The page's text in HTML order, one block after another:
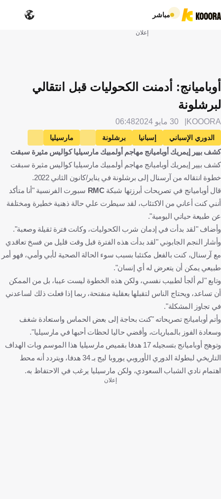
مباشر
إعلان
أوباميانج: أدمنت الكحوليات قبل انتقالي
لبرشلونة
KOOORA 30 مايو 2024 06:48
الدوري الإسباني إسبانيا برشلونة
مارسيليا
فرنسا
بيير إيميرك آوباميانج الغابون الإنتقالات كرة قدم
كشف بيير إيمريك أوباميانج مهاجم أولمبيك مارسيليا كواليس مثيرة سبقت
كشف بيير إيمريك أوباميانج مهاجم أولمبيك مارسيليا كواليس مثيرة سبقت
خطوة انتقاله من آرسنال إلى برشلونة في يناير/كانون الثاني 2022.
قال أوباميانج في تصريحات أبرزتها شبكة RMC سبورت الفرنسية "أنا متأكد
أنني كنت أعاني من الاكتئاب، لقد سيطرت علي حالة ذهنية خطيرة ومختلفة
عن طبيعة حياتي اليومية".
وأضاف "لقد بدأت في إدمان شرب الكحوليات، وكانت فترة ثقيلة وصعبة".
وأشار النجم الجابوني "لقد بدأت هذه الفترة قبل وقت قليل من فسخ تعاقدي
مع آرسنال، كنت بالفعل مكتئبا بسبب سوء الحالة الصحية لأبي وأمي، فهو أمر
طبيعي يمكن أن يتعرض له أي إنسان".
وتابع "لم ألجأ لطبيب نفسي، ولكن هذه الخطوة ليست عيبا، بل من الممكن
أن تساعد، ويحتاج الناس لتقبلها بعقلية منفتحة، ربما إذا فعلت ذلك لساعدني
في تجاوز المشكلة".
وأتم أوباميانج تصريحاته "كنت بحاجة إلى بعض الحماس واستعادة شغف
وسعادة الفوز بالمباريات، وأقضي حاليا لحظات أحبها في مارسيليا".
وتوهج أوباميانج بتسجيله 17 هدفا بقميص مارسيليا هذا الموسم وبات الهداف
التاريخي لبطولة الدوري الأوروبي يوروبا ليج بـ 34 هدفا، ويتردد أنه محط
اهتمام نادي الشباب السعودي، ولكن مارسيليا يرغب في الاحتفاظ به.
إعلان